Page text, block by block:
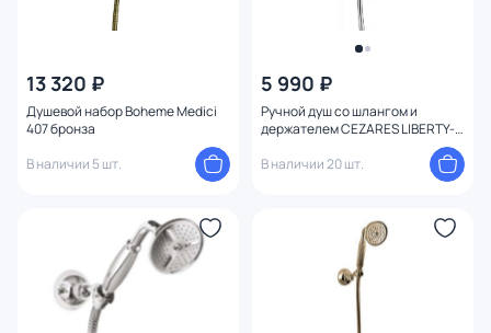
13 320 ₽
Душевой набор Boheme Medici
407 бронза
В наличии 5 шт.
5 990 ₽
Ручной душ со шлангом и
держателем CEZARES LIBERTY-
В наличии 20 шт.